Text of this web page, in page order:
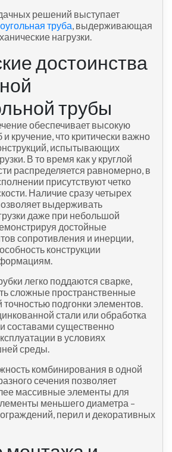
решений выступает
труба, выдерживающая
нагрузки.
достоинства
трубы
обеспечивает высокую
и кручение, что критически важно
испытывающих
В то время как у круглой
распределяется равномерно, в
присутствуют четко
Наличие сразу четырех
выдерживать
даже при небольшой
достойные
сопротивления и инерции,
конструкции
легко поддаются сварке,
сложные пространственные
точностью подгонки элементов.
стали или обработка
составами существенно
в условиях
среды.
комбинирования в одной
сечения позволяет
массивные элементы для
меньшего диаметра –
перил и декоративных